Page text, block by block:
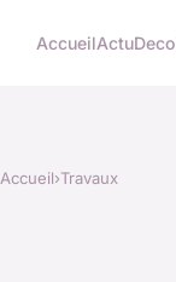
AccueilActuDeco
Accueil›Travaux